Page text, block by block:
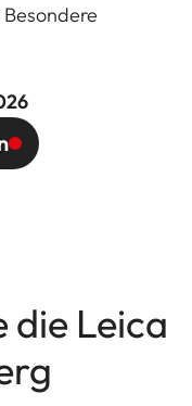
die Leica